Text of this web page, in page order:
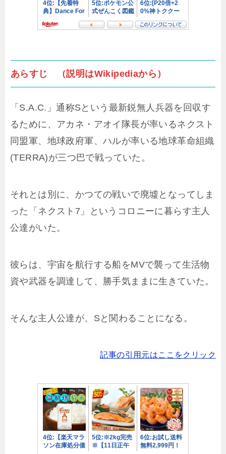
あらすじ （説明はWikipediaから）
「S.A.C.」通称Sという最新鋭無人兵器を回収す
るために、アカネ・アオイ隊長が率いるネクスト
同盟軍、地球政府軍、ハルが率いる地球革命組織
(TERRA)が三つ巴で戦っていた。
それとは別に、かつての戦いで廃墟となってしま
った「ネクスト7」というコロニーに暮らす主人
公達がいた。
彼らは、宇宙を航行する船をMVで襲って生活物
資や武器を調達して、勝手気ままに生きていた。
そんな主人公達が、Sと関わることになる。
記事の引用元はここをクリック